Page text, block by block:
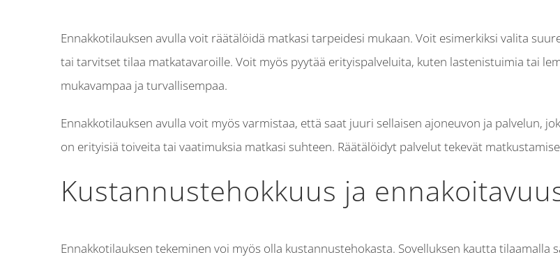
Ennakkotilauksen avulla voit räätälöidä matkasi tarpeidesi mukaan. Voit esimerkiksi valita
tai tarvitset tilaa matkatavaroille. Voit myös pyytää erityispalveluita, kuten lastenistuimia tai
mukavampaa ja turvallisempaa.
Ennakkotilauksen avulla voit myös varmistaa, että saat juuri sellaisen ajoneuvon ja palvelun,
on erityisiä toiveita tai vaatimuksia matkasi suhteen. Räätälöidyt palvelut tekevät
Kustannustehokkuus ja
Ennakkotilauksen tekeminen voi myös olla kustannustehokasta. Sovelluksen kautta